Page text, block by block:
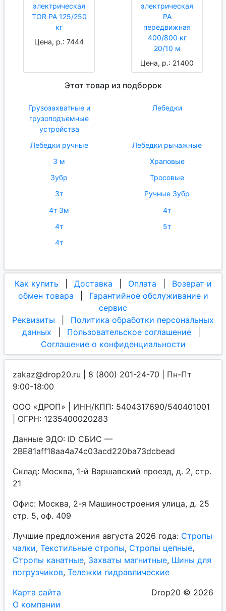
электрическая
TOR РА 125/250
кг
Цена, р.: 7444
электрическая
РА
передвижная
400/800 кг
20/10 м
Цена, р.: 21400
Этот товар из подборок
Грузозахватные и
грузоподъемные
устройства
Лебедки
Лебедки ручные
Лебедки рычажные
3 м
Храповые
Зубр
Тросовые
3т
Ручные Зубр
4т 3м
4т
4т
5т
4т
Как купить Доставка Оплата
Возврат и
обмен товара
Гарантийное обслуживание и
сервис
Реквизиты
Политика обработки персональных
данных
Пользовательское соглашение
Соглашение о конфиденциальности
zakaz@drop20.ru | 8 (800) 201-24-70 | Пн-Пт
9:00-18:00
ООО «ДРОП» | ИНН/КПП: 5404317690/540401001
| ОГРН: 1235400020283
Данные ЭДО: ID СБИС —
2BE81aff18aa4a74c03acd220ba73dcbead
Склад: Москва, 1-й Варшавский проезд, д. 2, стр.
21
Офис: Москва, 2-я Машиностроения улица, д. 25
стр. 5, оф. 409
Лучшие предложения августа 2026 года: Стропы
чалки, Текстильные стропы, Стропы цепные,
Стропы канатные, Захваты магнитные, Шины для
погрузчиков, Тележки гидравлические
Карта сайта
О компании
Drop20 © 2026